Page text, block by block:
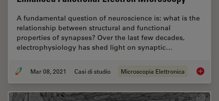
A fundamental question of neuroscience is: what is the
relationship between structural and functional
properties of synapses? Over the last few decades,
electrophysiology has shed light on synaptic…
Mar 08, 2021 Casi di studio Microscopia Elettronica